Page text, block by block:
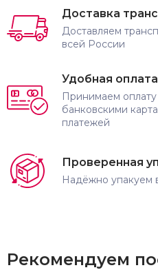
Доставка
Доставляем
всей России
Удобная оплата
Принимаем
банковскими
платежей
Проверенная
Надёжно упакуем
Рекомендуем